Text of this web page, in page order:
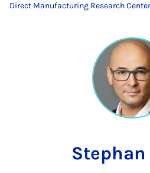
Direct Manufacturing Research
Stephan